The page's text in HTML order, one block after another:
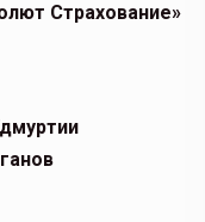
Страхование»